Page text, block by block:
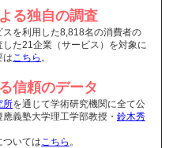
る独自の調査
を利用した8,818名の消費者の
た21企業（サービス）を対象に
はこちら 。
信頼のデータ
所を通じて学術研究機関に全て公
義塾大学理工学部教授・ 鈴木秀
ついては こちら 。